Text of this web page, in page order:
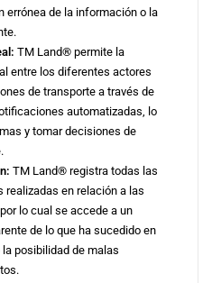
errónea de la información o la
TM Land® permite la
entre los diferentes actores
de transporte a través de
automatizadas, lo
y tomar decisiones de
TM Land® registra todas las
en relación a las
lo cual se accede a un
de lo que ha sucedido en
posibilidad de malas